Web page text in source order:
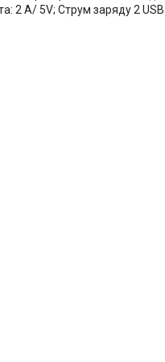
2 А/ 5V; Струм заряду 2